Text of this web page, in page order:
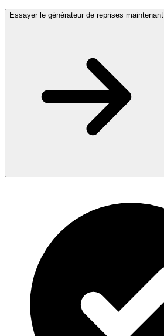
Essayer le générateur de reprises maintenant